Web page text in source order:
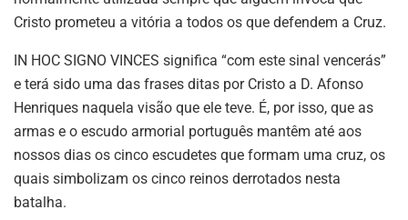
Cristo prometeu a vitória a todos os que defendem a Cruz.
IN HOC SIGNO VINCES significa “com este sinal vencerás”
e terá sido uma das frases ditas por Cristo a D. Afonso
Henriques naquela visão que ele teve. É, por isso, que as
armas e o escudo armorial português mantêm até aos
nossos dias os cinco escudetes que formam uma cruz, os
quais simbolizam os cinco reinos derrotados nesta
batalha.